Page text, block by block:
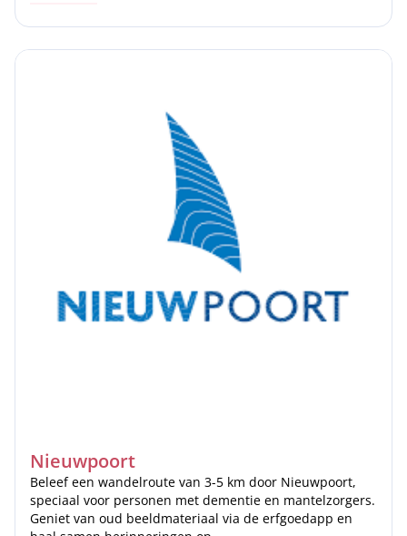
Nieuwpoort
Beleef een wandelroute van 3-5 km door Nieuwpoort,
speciaal voor personen met dementie en mantelzorgers.
Geniet van oud beeldmateriaal via de erfgoedapp en